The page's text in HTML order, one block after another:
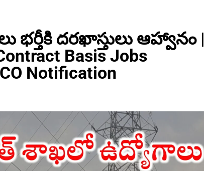
దరఖాస్తులు ఆహ్వానం |
Basis Jobs
Notification